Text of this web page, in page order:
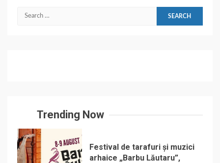
Search
Trending Now
Festival de tarafuri și muzici
arhaice „Barbu Lăutaru”,